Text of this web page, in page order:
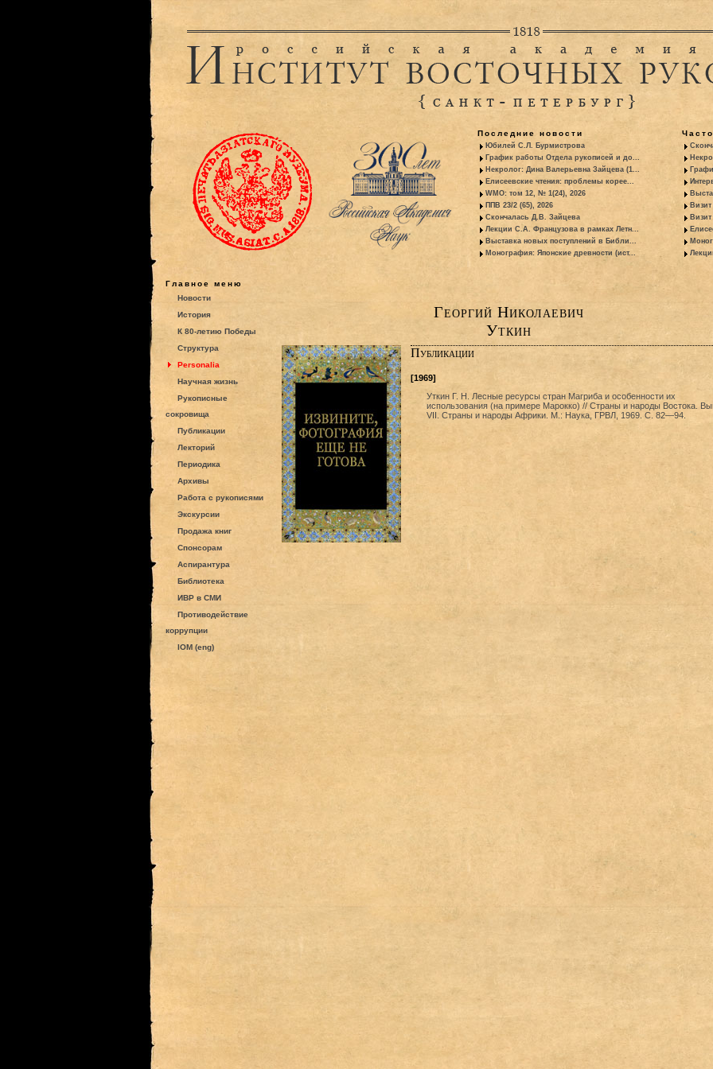
Последние новости
Юбилей С.Л. Бурмистрова
График работы Отдела рукописей и до...
Некролог: Дина Валерьевна Зайцева (1...
Елисеевские чтения: проблемы корее...
WMO: том 12, № 1(24), 2026
ППВ 23/2 (65), 2026
Скончалась Д.В. Зайцева
Лекции С.А. Французова в рамках Летн...
Выставка новых поступлений в Библи...
Монография: Японские древности (ист...
Главное меню
Новости
История
К 80-летию Победы
Структура
Personalia
Научная жизнь
Рукописные
сокровища
Публикации
Лекторий
Периодика
Архивы
Работа с рукописями
Экскурсии
Продажа книг
Спонсорам
Аспирантура
Библиотека
ИВР в СМИ
Противодействие
коррупции
IOM (eng)
Георгий Николаевич
Уткин
Публикации
[1969]
Уткин Г. Н. Лесные ресурсы стран Магриба и особенности их
использования (на примере Марокко) // Страны и народы Востока.
VII. Страны и народы Африки. М.: Наука, ГРВЛ, 1969. С. 82—94.